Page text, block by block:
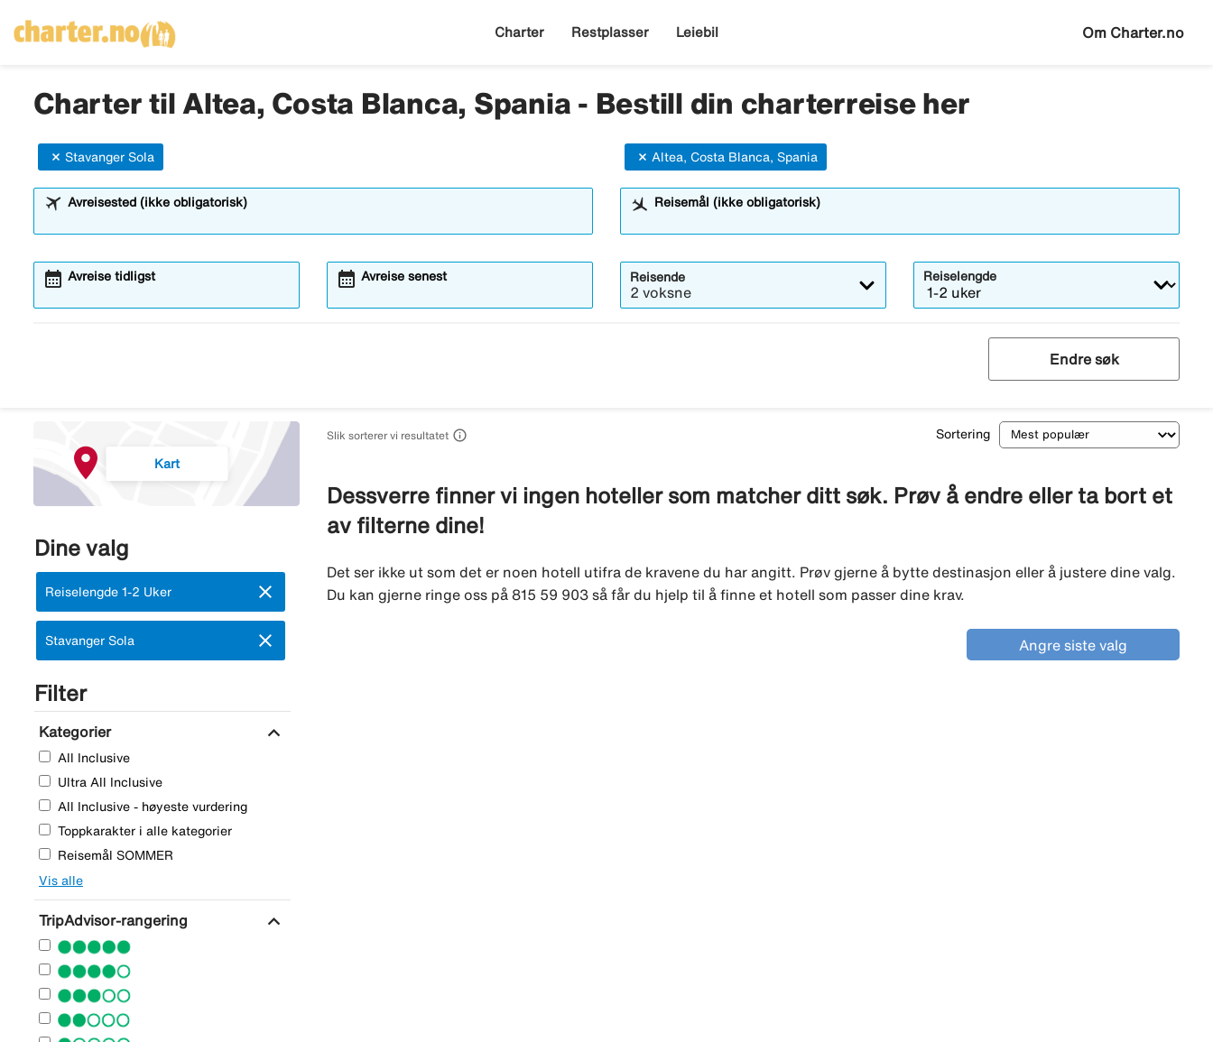
Charter Restplasser Leiebil Om Charter.no
Charter til Altea, Costa Blanca, Spania - Bestill din charterreise her
Avreisested (ikke obligatorisk)
Stavanger Sola
Reisemål (ikke obligatorisk)
Altea, Costa Blanca, Spania
Avreise tidligst
calendar_month Avreise senest
calendar_month Reisende
2 voksne
Reiselengde
Endre søk
Kart
Dine valg
Fjern:
Reiselengde 1-2 Uker close
Fjern:
Stavanger Sola close
Filter
Kategorier expand_more
All Inclusive
Ultra All Inclusive
All Inclusive - høyeste vurdering
Toppkarakter i alle kategorier
Reisemål SOMMER
Vis alle
TripAdvisor-rangering expand_more
Slik sorterer vi resultatet  Sortering
Dessverre finner vi ingen hoteller som matcher ditt søk. Prøv å endre eller ta bort et
av filterne dine!
Det ser ikke ut som det er noen hotell utifra de kravene du har angitt. Prøv gjerne å bytte destinasjon eller å justere dine valg.
Du kan gjerne ringe oss på 815 59 903 så får du hjelp til å finne et hotell som passer dine krav.
Angre siste valg